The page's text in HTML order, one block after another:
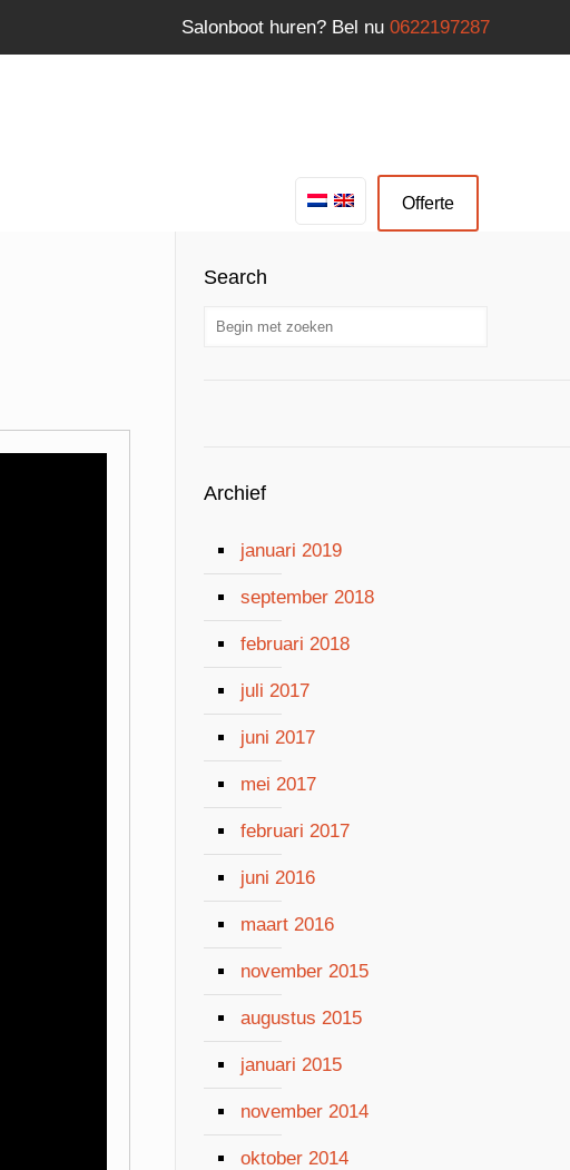
Salonboot huren? Bel nu 0622197287
Offerte
Search
Archief
januari 2019
september 2018
februari 2018
juli 2017
juni 2017
mei 2017
februari 2017
juni 2016
maart 2016
november 2015
augustus 2015
januari 2015
november 2014
oktober 2014